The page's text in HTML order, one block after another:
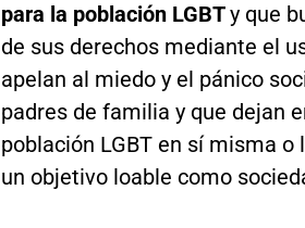
para la población LGBTy que
de sus derechos mediante el
apelan al miedo y el pánico
padres de familia y que dejan
población LGBT en sí misma
un objetivo loable como